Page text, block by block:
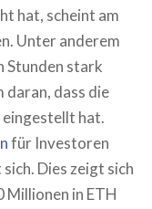
hat, scheint am
Unter anderem
Stunden stark
daran, dass die
eingestellt hat.
für Investoren
Dies zeigt sich
Millionen in ETH